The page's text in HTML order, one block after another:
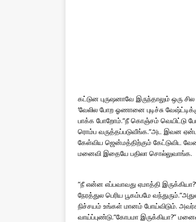
கட்டுன புருஷனாவே இருந்தாலும் ஒரு
‘வேலில போற ஓணானை புடிச்சு
பாக்க போறோம்.“நீ கொஞ்சம் வெயிட்டு
ரொம்ப வருத்தப்படுவீங்க.“அட இவன
கேள்விய ஜென்மத்திற்கும் கேட்டுவிட
மனைவி இதையே பதிலா சொல்லுவாங்க.
“நீ என்ன எப்பவாவது ஏமாத்தி
நேரத்துல பெரிய பூகம்பமே
நிச்சயம் உங்கள் மானம் போய்விடும்.
வாய்ப்புண்டு.“கோபமா இருக்கியா?”